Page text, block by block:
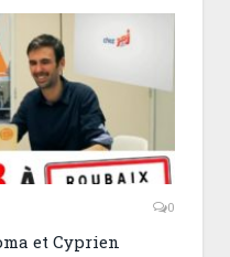
0
et Cyprien